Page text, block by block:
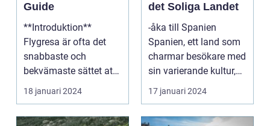
Guide
**Introduktion**
Flygresa är ofta det
snabbaste och
bekvämaste sättet att
resa till England från
ol...
18 januari 2024
det Soliga Landet
-åka till Spanien
Spanien, ett land som
charmar besökare med
sin varierande kultur,
vackra stränder...
17 januari 2024